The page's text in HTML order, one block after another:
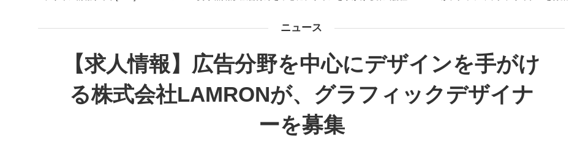
ニュース
【求人情報】広告分野を中心にデザインを手がけ
る株式会社LAMRONが、グラフィックデザイナ
ーを募集